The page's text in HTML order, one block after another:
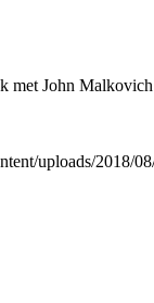
met John
uploads/2018/